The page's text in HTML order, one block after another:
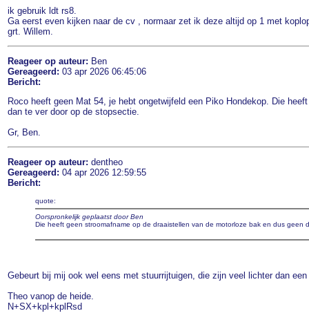
ik gebruik ldt rs8.
Ga eerst even kijken naar de cv , normaar zet ik deze altijd op 1 met
grt. Willem.
Reageer op auteur: Ben
Gereageerd: 03 apr 2026 06:45:06
Bericht:
Roco heeft geen Mat 54, je hebt ongetwijfeld een Piko Hondekop. Die
dan te ver door op de stopsectie.
Gr, Ben.
Reageer op auteur: dentheo
Gereageerd: 04 apr 2026 12:59:55
Bericht:
quote:
Oorspronkelijk geplaatst door Ben
Die heeft geen stroomafname op de draaistellen van de motorloze bak en dus geen
Gebeurt bij mij ook wel eens met stuurrijtuigen, die zijn veel lichter dan
Theo vanop de heide.
N+SX+kpl+kplRsd